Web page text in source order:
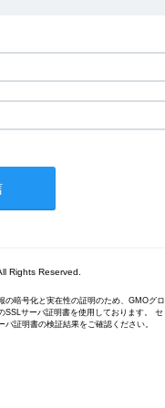
Rights Reserved.
の暗号化と実在性の証明のため、GMOグロ
SSLサーバ証明書を使用しております。 セ
バ証明書の検証結果をご確認ください。